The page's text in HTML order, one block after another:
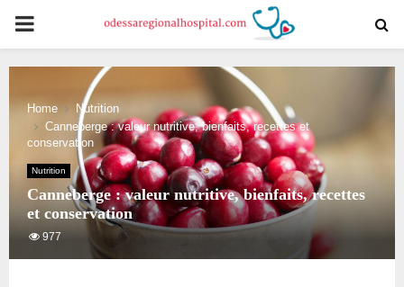
PRIMARY
MENU
Home
Nutrition
Canneberge : valeur nutritive, bienfaits, recettes et
conservation
Nutrition
Canneberge : valeur nutritive, bienfaits, recettes
et conservation
977